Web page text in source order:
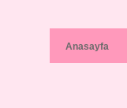
Anasayfa